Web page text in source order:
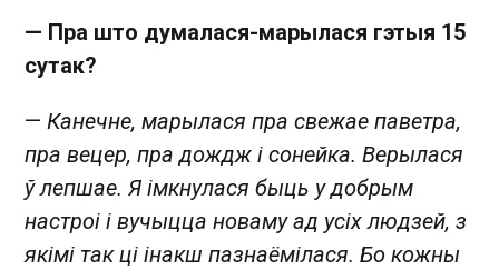
— Пра што думалася-марылася гэтыя 15
сутак?
— Канечне, марылася пра свежае паветра,
пра вецер, пра дождж і сонейка. Верылася
ў лепшае. Я імкнулася быць у добрым
настроі і вучыцца новаму ад усіх людзей, з
якімі так ці інакш пазнаёмілася. Бо кожны